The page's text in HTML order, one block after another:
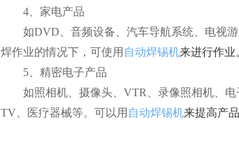
4、家电产品
如DVD、音频设备、汽车导航系统、电视
焊作业的情况下，可使用 自动焊锡机来进行作业。
5、精密电子产品
如照相机、摄像头、VTR、录像照相机、
TV、医疗器械等。可以用 自动焊锡机来提高产